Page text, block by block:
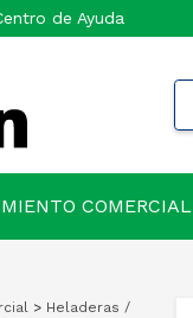
de Ayuda
COMERCIAL
> Heladeras /